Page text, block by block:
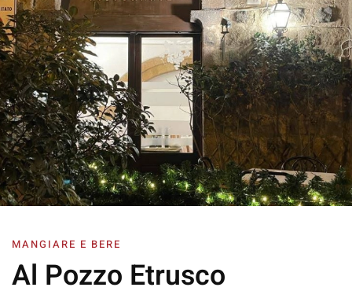
MANGIARE E BERE
Al Pozzo Etrusco